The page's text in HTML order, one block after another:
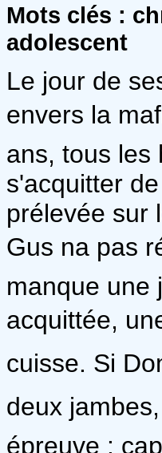
Mots clés :
adolescent
Le jour de
envers la
ans, tous les
s'acquitter
prélevée sur
Gus na pas
manque une
acquittée,
cuisse. Si
deux
épreuve :